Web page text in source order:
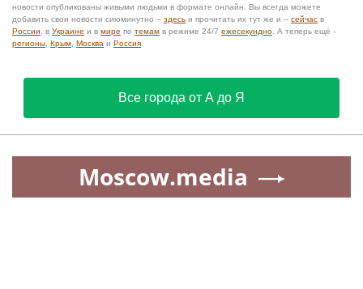
новости опубликованы живыми людьми в формате онлайн. Вы всегда можете
добавить свои новости сиюминутно – здесь и прочитать их тут же и – сейчас в
России , в Украине и в мире по темам в режиме 24/7 ежесекундно . А теперь ещё -
регионы Крым Москва и Россия
Все города от А до Я
Moscow.media